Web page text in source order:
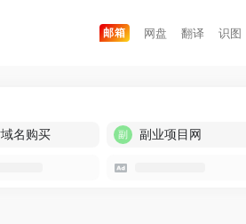
邮箱 网盘 翻译 识图
名购买 副业项目网